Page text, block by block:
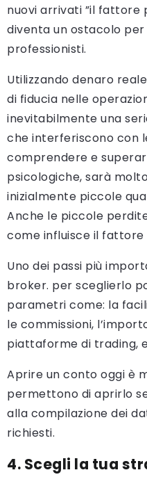
nuovi arrivati ​​”il fattore
diventa un ostacolo
professionisti.
Utilizzando denaro
di fiducia nelle
inevitabilmente una
che interferiscono con
comprendere e
psicologiche, sarà
inizialmente piccole
Anche le piccole
come influisce il
Uno dei passi più
broker. per sceglierlo
parametri come: la
le commissioni,
piattaforme di trading,
Aprire un conto oggi è
permettono di aprirlo
alla compilazione dei
richiesti.
4. Scegli la tua